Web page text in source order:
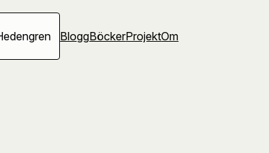
BloggBöckerProjektOm